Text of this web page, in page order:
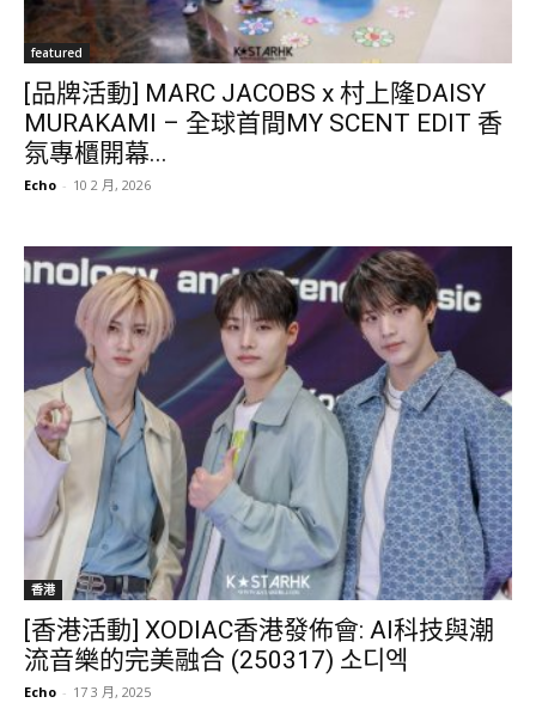
featured
[品牌活動] MARC JACOBS x 村上隆DAISY
MURAKAMI – 全球首間MY SCENT EDIT 香
氛專櫃開幕...
Echo - 10 2 月, 2026
香港
[香港活動] XODIAC香港發佈會: AI科技與潮
流音樂的完美融合 (250317) 소디엑
Echo - 17 3 月, 2025